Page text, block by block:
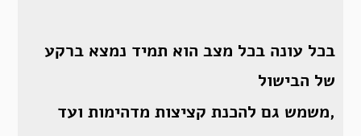
בכל עונה בכל מצב הוא תמיד נמצא ברקע
של הבישול
,משמש גם להכנת קציצות מדהימות ועד